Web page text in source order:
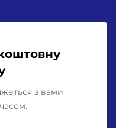
з вами